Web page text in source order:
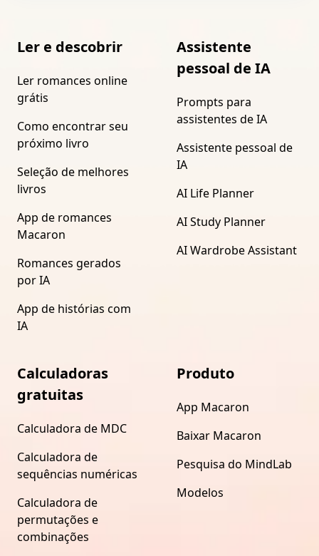
Ler e descobrir
Ler romances online
grátis
Como encontrar seu
próximo livro
Seleção de melhores
livros
App de romances
Macaron
Romances gerados
por IA
App de histórias com
IA
Assistente
pessoal de IA
Prompts para
assistentes de IA
Assistente pessoal de
IA
AI Life Planner
AI Study Planner
AI Wardrobe Assistant
Calculadoras
gratuitas
Calculadora de MDC
Calculadora de
sequências numéricas
Calculadora de
permutações e
combinações
Produto
App Macaron
Baixar Macaron
Pesquisa do MindLab
Modelos